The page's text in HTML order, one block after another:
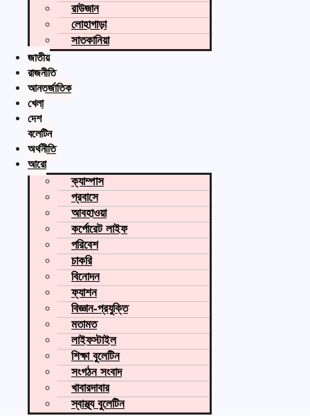
রাউজান
লোহাগাড়া
সাতকানিয়া
জাতীয়
রাজনীতি
আন্তর্জাতিক
খেলা
দেশ
বুলেটিন
অর্থনীতি
আরো
ক্যাম্পাস
প্রবাসে
আবহাওয়া
কর্পোরেট লাইফ
পরিবেশ
চাকরি
বিনোদন
ফ্যাশন
বিজ্ঞান-প্রযুক্তি
মতামত
লাইফস্টাইল
শিক্ষা বুলেটিন
সংগঠন সংবাদ
খাবারদাবার
স্বাস্থ্য বুলেটিন